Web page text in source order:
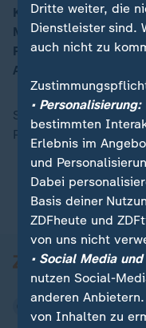
Kanzler Scholz
Momentum für sich
Politikwissenschaftler
Aufbruch organisieren.“
Scholz hoffe auf
Parlament, die nicht
Dritte weiter, die
Dienstleister sind.
auch nicht zu
• Personalisierung:
bestimmten
Erlebnis im
und
Dabei
Basis deiner
ZDFheute und
von uns nicht
• Social Media
nutzen Social-
anderen
von Inhalten zu